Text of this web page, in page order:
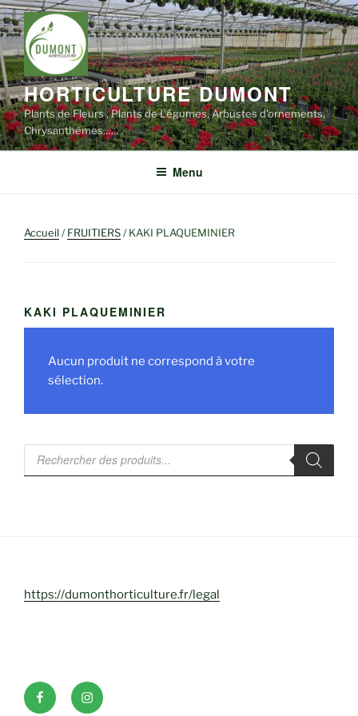
Aller
au
contenu
principal
HORTICULTURE DUMONT
Plants de Fleurs , Plants de Légumes, Arbustes d'ornements,
Chrysanthèmes……
Menu
Accueil/FRUITIERS/ KAKI PLAQUEMINIER
KAKI PLAQUEMINIER
Aucun produit ne correspond à votre
sélection.
Recherche
produits
https://dumonthorticulture.fr/legal
FacebookINSTAGRAM